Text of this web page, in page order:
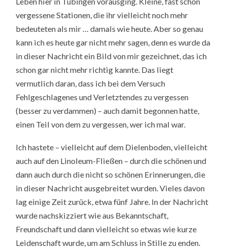
vergessene Stationen, die ihr vielleicht noch mehr
bedeuteten als mir … damals wie heute. Aber so genau
kann ich es heute gar nicht mehr sagen, denn es wurde da
in dieser Nachricht ein Bild von mir gezeichnet, das ich
schon gar nicht mehr richtig kannte. Das liegt
vermutlich daran, dass ich bei dem Versuch
Fehlgeschlagenes und Verletztendes zu vergessen
(besser zu verdammen) – auch damit begonnen hatte,
einen Teil von dem zu vergessen, wer ich mal war.
Ich hastete – vielleicht auf dem Dielenboden, vielleicht
auch auf den Linoleum-Fließen – durch die schönen und
dann auch durch die nicht so schönen Erinnerungen, die
in dieser Nachricht ausgebreitet wurden. Vieles davon
lag einige Zeit zurück, etwa fünf Jahre. In der Nachricht
wurde nachskizziert wie aus Bekanntschaft,
Freundschaft und dann vielleicht so etwas wie kurze
Leidenschaft wurde, um am Schluss in Stille zu enden.